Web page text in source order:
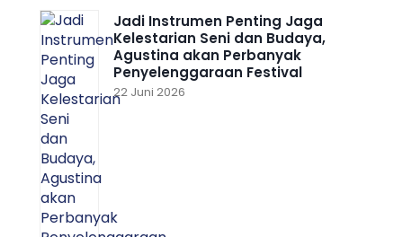
Jadi Instrumen Penting Jaga
Kelestarian Seni dan Budaya,
Agustina akan Perbanyak
Penyelenggaraan Festival
22 Juni 2026